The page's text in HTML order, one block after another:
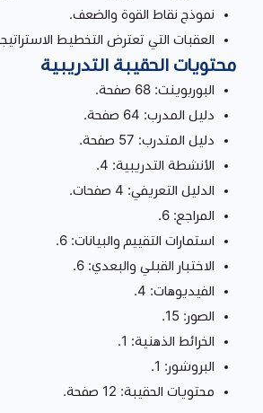
نموذج نقاط القوة والضعف.
العقبات التي تعترض التخطيط
محتويات الحقيبة التدريبية
البوربوينت: 68 صفحة.
دليل المدرب: 64 صفحة.
دليل المتدرب: 57 صفحة.
الأنشطة التدريبية: 4.
الدليل التعريفي: 4 صفحات.
المراجع: 6.
استمارات التقييم والبيانات: 6.
الاختبار القبلي والبعدي: 6.
الفيديوهات: 4.
الصور: 15.
الخرائط الذهنية: 1.
البروشور: 1.
محتويات الحقيبة: 12 صفحة.